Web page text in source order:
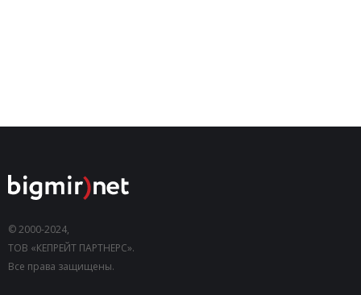
© 2000-2024,
ТОВ «КЕПРЕЙТ ПАРТНЕРС».
Все права защищены.